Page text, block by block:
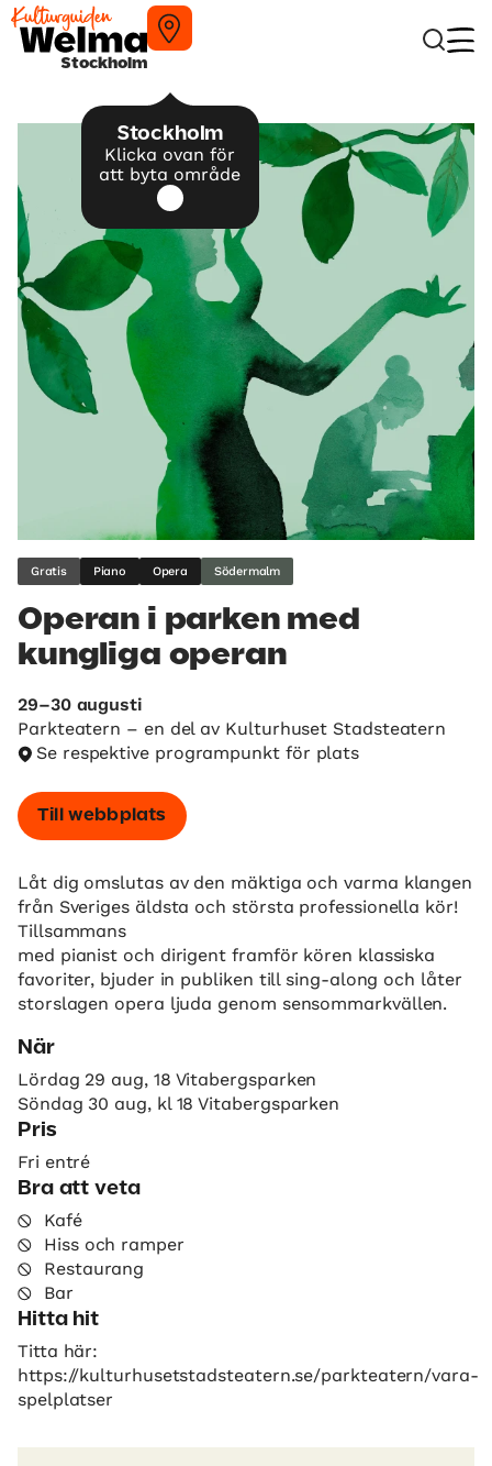
Stockholm
Stockholm
Klicka ovan för
att byta område
Gratis Piano Opera Södermalm
Operan i parken med
kungliga operan
29–30 augusti
Parkteatern – en del av Kulturhuset Stadsteatern
Se respektive programpunkt för plats
Till webbplats
Låt dig omslutas av den mäktiga och varma klangen
från Sveriges äldsta och största professionella kör!
Tillsammans
med pianist och dirigent framför kören klassiska
favoriter, bjuder in publiken till sing-along och låter
storslagen opera ljuda genom sensommarkvällen.
När
Lördag 29 aug, 18 Vitabergsparken
Söndag 30 aug, kl 18 Vitabergsparken
Pris
Fri entré
Bra att veta
Kafé
Hiss och ramper
Restaurang
Bar
Hitta hit
Titta här:
https://kulturhusetstadsteatern.se/parkteatern/vara-
spelplatser